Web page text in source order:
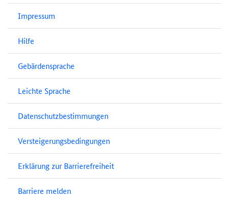
Impressum
Hilfe
Gebärdensprache
Leichte Sprache
Datenschutzbestimmungen
Versteigerungsbedingungen
Erklärung zur Barrierefreiheit
Barriere melden